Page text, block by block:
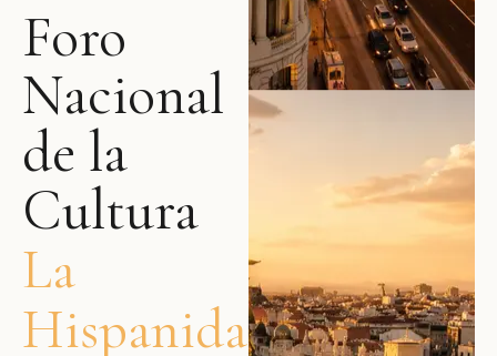
Foro
Nacional
de la
Cultura
La
Hispanidad